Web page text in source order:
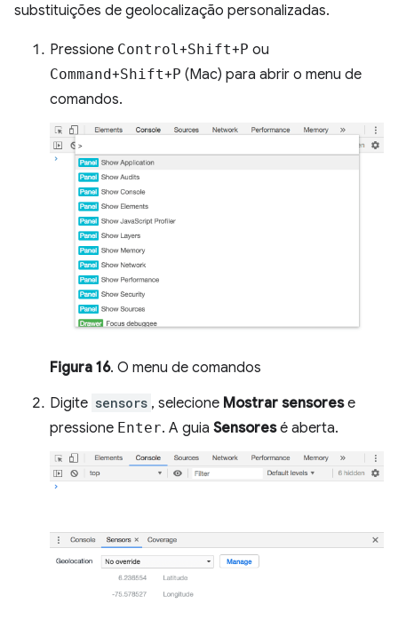
substituições de geolocalização personalizadas.
Pressione Control +Shift+P ou
Command+Shift+P (Mac) para abrir o menu de
comandos.
Figura 16. O menu de comandos
Digite sensors , selecione Mostrar sensorese
pressione Enter. A guia Sensoresé aberta.